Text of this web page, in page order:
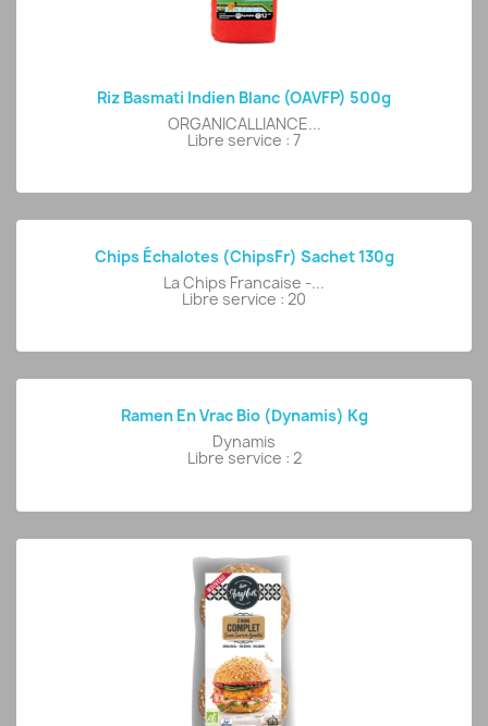
Riz Basmati Indien Blanc (OAVFP) 500g
ORGANICALLIANCE...
Libre service : 7
Chips Échalotes (ChipsFr) Sachet 130g
La Chips Francaise -...
Libre service : 20
Ramen En Vrac Bio (Dynamis) Kg
Dynamis
Libre service : 2